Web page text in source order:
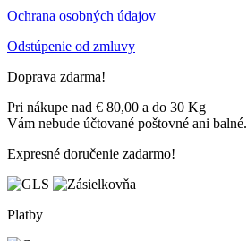
Ochrana osobných údajov
Odstúpenie od zmluvy
Doprava zdarma!
Pri nákupe nad € 80,00 a do 30 Kg
Vám nebude účtované poštovné ani balné.
Expresné doručenie zadarmo!
Platby